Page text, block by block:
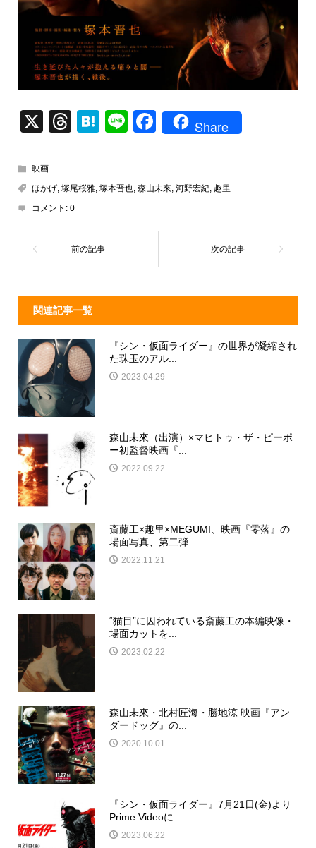
X T
a
d
s
H
n
Li F
e
o
Share
映画
ほかげ, 塚尾桜雅, 塚本晋也, 森山未來 河野宏紀, 趣里
コメント: 0
関連記事一覧
『シン・仮面ライダー』の世界が凝縮され
た珠玉のアル...
2023.04.29
森山未來（出演）×マヒトゥ・ザ・ピーポ
ー初監督映画『...
2022.09.22
斎藤工×趣里×MEGUMI、映画『零落』の
場面写真、第二弾...
2022.11.21
“猫目”に囚われている斎藤工の本編映像・
場面カットを...
2023.02.22
森山未來・北村匠海・勝地涼 映画『アン
ダードッグ』の...
2020.10.01
『シン・仮面ライダー』7月21日(金)より
Prime Videoに...
2023.06.22